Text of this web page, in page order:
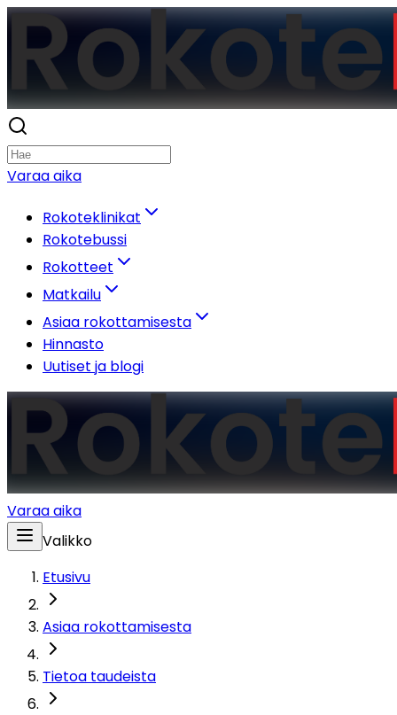
Varaa aika
Rokoteklinikat
Rokotebussi
Rokotteet
Matkailu
Asiaa rokottamisesta
Hinnasto
Uutiset ja blogi
Varaa aika
Valikko
Etusivu
Asiaa rokottamisesta
Tietoa taudeista